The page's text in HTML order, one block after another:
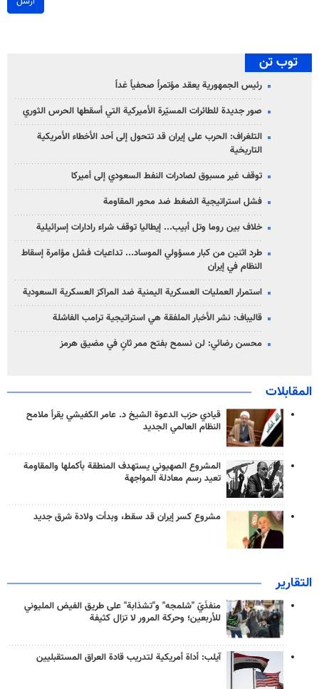
توب تن
رئيس الجمهورية يعقد مؤتمراً صحفياً غداً
صور جديدة للطائرات المسيّرة الأميركية التي أسقطها الحرس الثوري
التلغراف: الحرب على إيران قد تتحول إلى أحد الأخطاء الأمريكية
التاريخية
توقف غير مسبوق لصادرات النفط السعودي إلى أميركا
فشل استراتيجية الضغط ضد محور المقاومة
خلاف بين روما وتل أبيب... إيطاليا توقف شراء رادارات إسرائيلية
طرد اثنين من كبار مسؤولي الموساد... تداعيات فشل مؤامرة إسقاط
النظام في إيران
استمرار العمليات العسكرية اليمنية ضد المراكز العسكرية السعودية
قاليباف: نشر الأخبار الملفقة هي استراتيجية ترامب الفاشلة
محسن رضائي: لن نسمح بفتح ممر ثانٍ في مضيق هرمز
المقابلات
قيادي حزب الدعوة الشيخ د. عامر الكفيشي يقرأ ملامح
النظام العالمي الجديد
المشروع الصهيوني يستهدف المنطقة بأكملها والمقاومة
تعيد رسم معادلة المواجهة
مشروع كسر إيران قد سقط، وبدأت ولادة شرق جديد
التقارير
منفذَيّ "شلمجه" و"تشذابة" على طريق الفيض المليوني
للأربعين؛ وحركة المرور لا تزال كثيفة
آيلب: أداة أمريكية لتدريب قادة العراق المستقبليين